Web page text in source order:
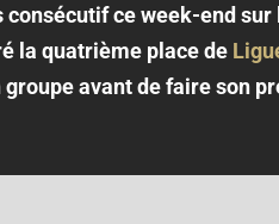
consécutif ce week-end sur
la quatrième place de
avant de faire son